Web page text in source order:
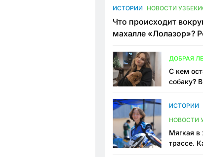
ИСТОРИИ НОВОСТИ
Что происходит
махалле «Лолазор»?
конфликта
ДОБРАЯ
С кем
собаку?
ИСТОРИИ
НОВОСТИ
Мягкая в
трассе.